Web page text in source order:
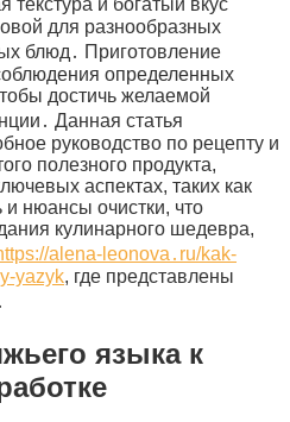
для разнообразных
блюд․ Приготовление
определенных
достичь желаемой
Данная статья
руководство по рецепту и
полезного продукта,
аспектах, таких как
и нюансы очистки, что
кулинарного шедевра,
alena-leonova․ru/kak-
yazyk, где представлены
языка к